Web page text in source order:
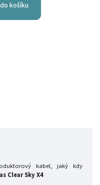
košíku
kabel, jaký kdy
Clear Sky X4